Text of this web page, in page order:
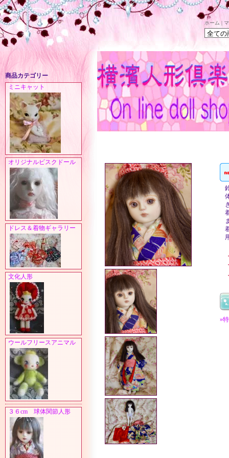
ホーム |
商品カテゴリー
ミニキャット
オリジナルビスクドール
ドレス＆着物ギャラリー
文化人形
ウールフリースアニマル
３６cm 球体関節人形
»